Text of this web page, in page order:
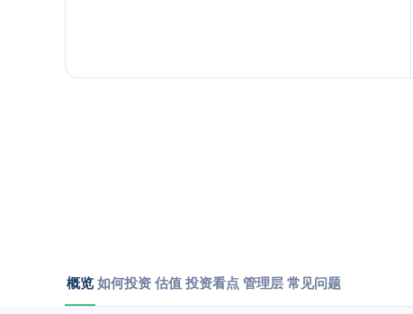
概览 如何投资 估值 投资看点 管理层 常见问题